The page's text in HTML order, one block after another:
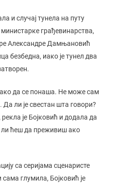
и случај тунела на путу
грађевинарства,
Александре Дамњановић
безбедна, иако је тунел два
да се понаша. Не може сам
ли је свестан шта говори?
је Бојковић и додала да
ли ћеш да преживиш ако
са серијама сценаристе
глумила, Бојковић је